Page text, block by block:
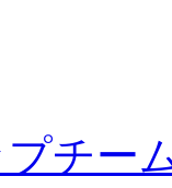
プチー